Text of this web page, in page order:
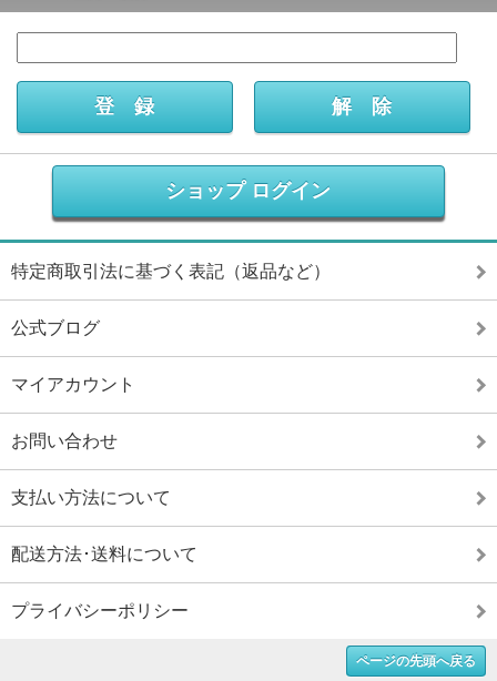
ショップ ログイン
特定商取引法に基づく表記（返品など）
公式ブログ
マイアカウント
お問い合わせ
支払い方法について
配送方法･送料について
プライバシーポリシー
ページの先頭へ戻る